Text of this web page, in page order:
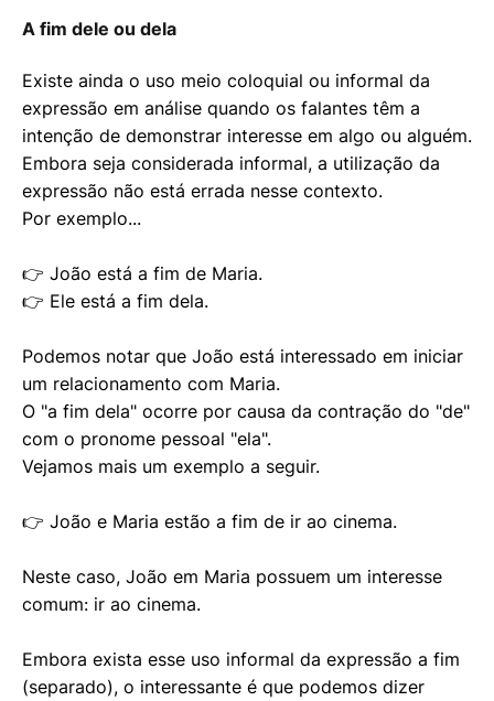
A fim dele ou dela
Existe ainda o uso meio coloquial ou informal da
expressão em análise quando os falantes têm a
intenção de demonstrar interesse em algo ou alguém.
Embora seja considerada informal, a utilização da
expressão não está errada nesse contexto.
Por exemplo...
👉 João está a fim de Maria.
👉 Ele está a fim dela.
Podemos notar que João está interessado em iniciar
um relacionamento com Maria.
O "a fim dela" ocorre por causa da contração do "de"
com o pronome pessoal "ela".
Vejamos mais um exemplo a seguir.
👉 João e Maria estão a fim de ir ao cinema.
Neste caso, João em Maria possuem um interesse
comum: ir ao cinema.
Embora exista esse uso informal da expressão a fim
(separado), o interessante é que podemos dizer